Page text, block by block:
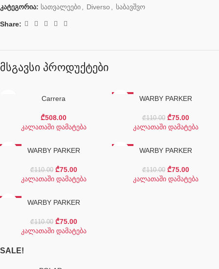
კატეგორია: სათვალეები, Diverso , საბავშვო
Share:
მსგავსი პროდუქტები
Carrera
₾508.00
კალათაში დამატება
WARBY PARKER
₾110.00 ₾75.00
კალათაში დამატება
WARBY PARKER
₾110.00 ₾75.00
კალათაში დამატება
WARBY PARKER
₾110.00 ₾75.00
კალათაში დამატება
WARBY PARKER
₾110.00 ₾75.00
კალათაში დამატება
SALE!